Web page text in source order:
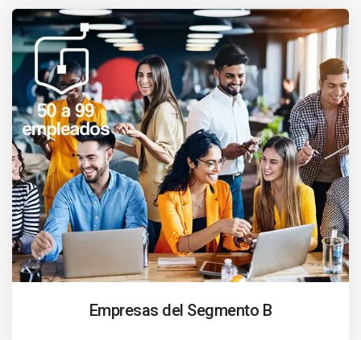
Empresas del Segmento B